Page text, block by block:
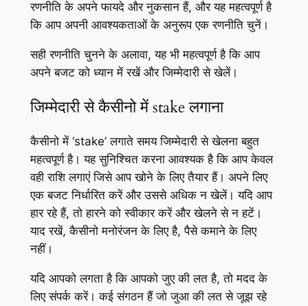
रणनीति के अपने फायदे और नुकसान हैं, और यह महत्वपूर्ण है
कि आप अपनी आवश्यकताओं के अनुरूप एक रणनीति चुनें।
सही रणनीति चुनने के अलावा, यह भी महत्वपूर्ण है कि आप
अपने बजट को ध्यान में रखें और जिम्मेदारी से खेलें।
जिम्मेदारी से कैसीनो में stake लगाना
कैसीनो में ‘stake’ लगाते समय जिम्मेदारी से खेलना बहुत
महत्वपूर्ण है। यह सुनिश्चित करना आवश्यक है कि आप केवल
वही राशि लगाएं जिसे आप खोने के लिए तैयार हैं। अपने लिए
एक बजट निर्धारित करें और उससे अधिक न खेलें। यदि आप
हार रहे हैं, तो हारने को स्वीकार करें और खेलने से न हटें।
याद रखें, कैसीनो मनोरंजन के लिए है, पैसे कमाने के लिए
नहीं।
यदि आपको लगता है कि आपको जुए की लत है, तो मदद के
लिए संपर्क करें। कई संगठन हैं जो जुआ की लत से जूझ रहे